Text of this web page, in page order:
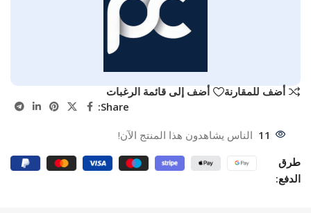
أضف للمقارنة
أضف إلى قائمة الرغبات
Share:
11 الناس يشاهدون هذا المنتج الآن!
طرق
الدفع: